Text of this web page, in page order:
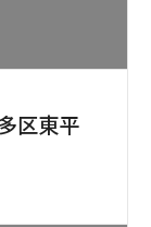
区東平